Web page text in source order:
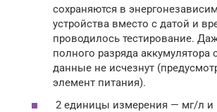
сохраняются в
устройства вместо с датой и
проводилось тестирование.
полного разряда аккумулятора
данные не исчезнут
элемент питания).
2 единицы измерения — мг/л и